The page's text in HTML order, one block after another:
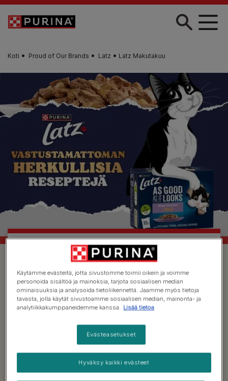
Skip to main content
Koti Proud of Our Brands Latz Latz Makutakuu
Latz Makutakuu
Me Latzilla uskomme, että reseptimme ovat niin
vastustamattoman herkullisia, ettei kissasi voi
vastustaa niitä. Siksi loimme Latz Makutakuun. Jos
Käytämme evästeitä, jotta sivustomme toimii oikein ja voimme
personoida sisältöä ja mainoksia, tarjota sosiaalisen median
ominaisuuksia ja analysoida tietoliikennettä. Jaamme myös tietoja
tavasta, jolla käytät sivustoamme sosiaalisen median, mainonta- ja
analytiikkakumppaneidemme kanssa. Lisää tietoa
Evästeasetukset
Hyväksy kaikki evästeet